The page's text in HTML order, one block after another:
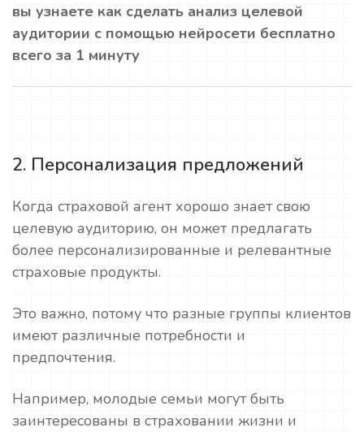
вы узнаете как сделать анализ целевой
аудитории с помощью нейросети бесплатно
всего за 1 минуту
2. Персонализация предложений
Когда страховой агент хорошо знает свою
целевую аудиторию, он может предлагать
более персонализированные и релевантные
страховые продукты.
Это важно, потому что разные группы клиентов
имеют различные потребности и
предпочтения.
Например, молодые семьи могут быть
заинтересованы в страховании жизни и